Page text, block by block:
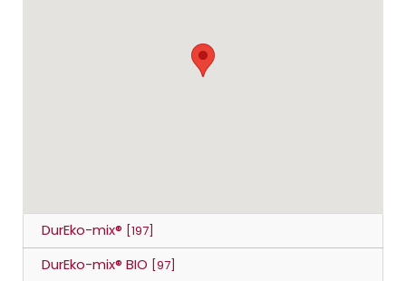
DurEko-mix® [197]
DurEko-mix® BIO [97]